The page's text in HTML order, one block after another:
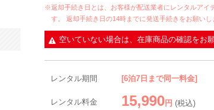
※返却手続き日とは、お客様が配送業者にレンタルアイ
す。 返却手続き日の14時までに発送手続きをお願いし
空いていない場合は、在庫商品の確認をお
レンタル期間 [6泊7日まで同一料金]
レンタル料金 15,990 円 (税込)